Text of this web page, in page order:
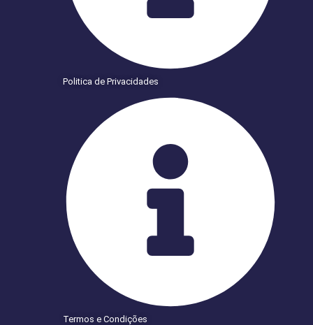
Politica de Privacidades
Termos e Condições